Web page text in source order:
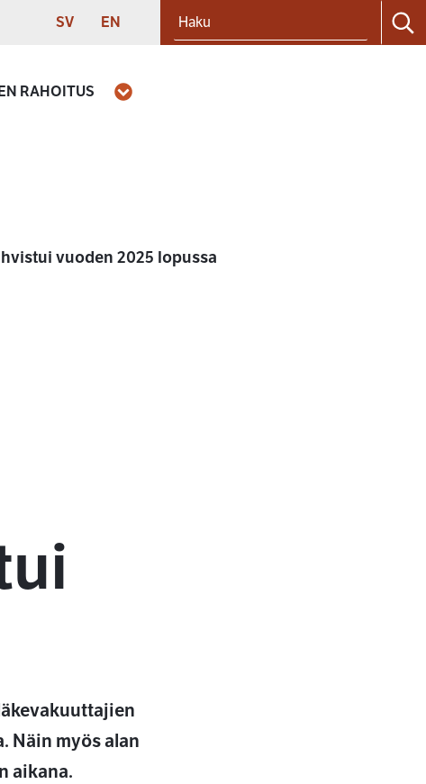
SVENSKA
SV ENGLISH
EN
RAHOITUS Avaa
vuoden 2025 lopussa
Näin myös alan
aikana.